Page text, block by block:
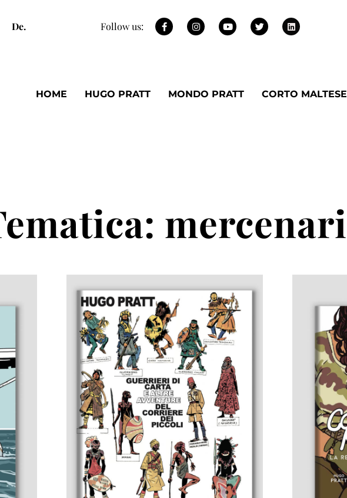
De. Follow us:
HOME HUGO PRATT MONDO PRATT CORTO MALTESE
mercenari